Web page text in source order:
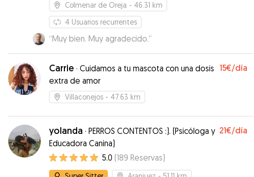
Colmenar de Oreja - 46.31 km
4 Usuarios recurrentes
“Muy bien. Muy agradecido.”
Carrie · Cuidamos a tu mascota con una dosis
extra de amor
15€/día
Villaconejos - 47.63 km
yolanda · PERROS CONTENTOS :). (Psicóloga y
Educadora Canina)
21€/día
5.0 (189 Reservas)